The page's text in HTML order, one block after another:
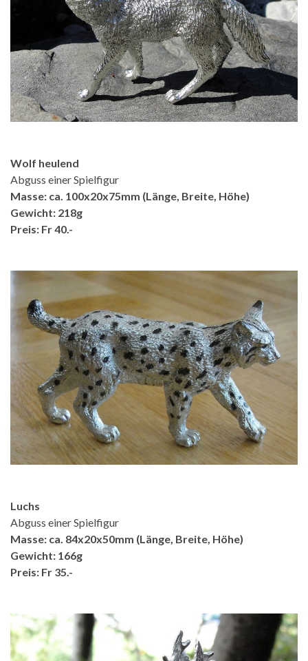
Wolf heulend
Abguss einer Spielfigur
Masse: ca. 100x20x75mm (Länge, Breite, Höhe)
Gewicht: 218g
Preis: Fr 40.-
Luchs
Abguss einer Spielfigur
Masse: ca. 84x20x50mm (Länge, Breite, Höhe)
Gewicht: 166g
Preis: Fr 35.-